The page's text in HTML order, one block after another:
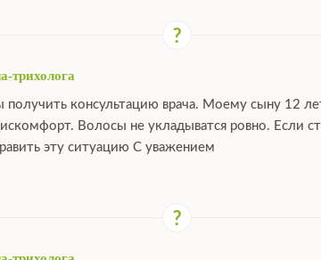
трихолога
консультацию врача. Моему сыну 12
Волосы не укладыватся ровно. Если
эту ситуацию С уважением